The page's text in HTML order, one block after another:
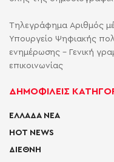
Τηλεγράφημα Αριθμός
Υπουργείο Ψηφιακής
ενημέρωσης - Γενική
επικοινωνίας
ΔΗΜΟΦΙΛΕΙΣ
ΕΛΛΑΔΑ ΝΕΑ
HOT NEWS
ΔΙΕΘΝΗ